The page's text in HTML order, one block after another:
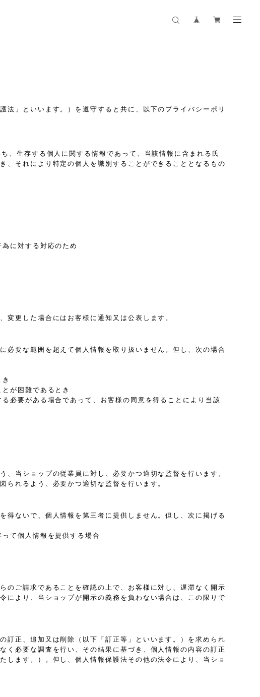
」といいます。）を遵守すると共に、以下のプライバシーポリ
、生存する個人に関する情報であって、当該情報に含まれる氏
、それにより特定の個人を識別することができることとなるもの
に対する対応のため
更した場合にはお客様に通知又は公表します。
必要な範囲を超えて個人情報を取り扱いません。但し、次の場合
が困難であるとき
必要がある場合であって、お客様の同意を得ることにより当該
当ショップの従業員に対し、必要かつ適切な監督を行います。
られるよう、必要かつ適切な監督を行います。
得ないで、個人情報を第三者に提供しません。但し、次に掲げる
て個人情報を提供する場合
のご請求であることを確認の上で、お客様に対し、遅滞なく開示
により、当ショップが開示の義務を負わない場合は、この限りで
訂正、追加又は削除（以下「訂正等」といいます。）を求められ
く必要な調査を行い、その結果に基づき、個人情報の内容の訂正
ます。）。但し、個人情報保護法その他の法令により、当ショ